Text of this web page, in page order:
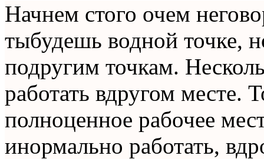
Начнем стого очем
тыбудешь водной точке,
подругим точкам.
работать вдругом месте.
полноценное рабочее
инормально работать,